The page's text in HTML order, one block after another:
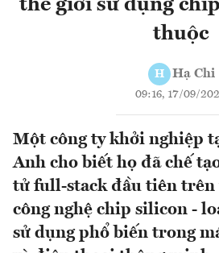
thế giới sử dụng
thuộc
H Hạ Chi
09:16, 17/09/
Một công ty khởi nghiệp
Anh cho biết họ đã chế
tử full-stack đầu tiên trên
công nghệ chip silicon -
sử dụng phổ biến trong